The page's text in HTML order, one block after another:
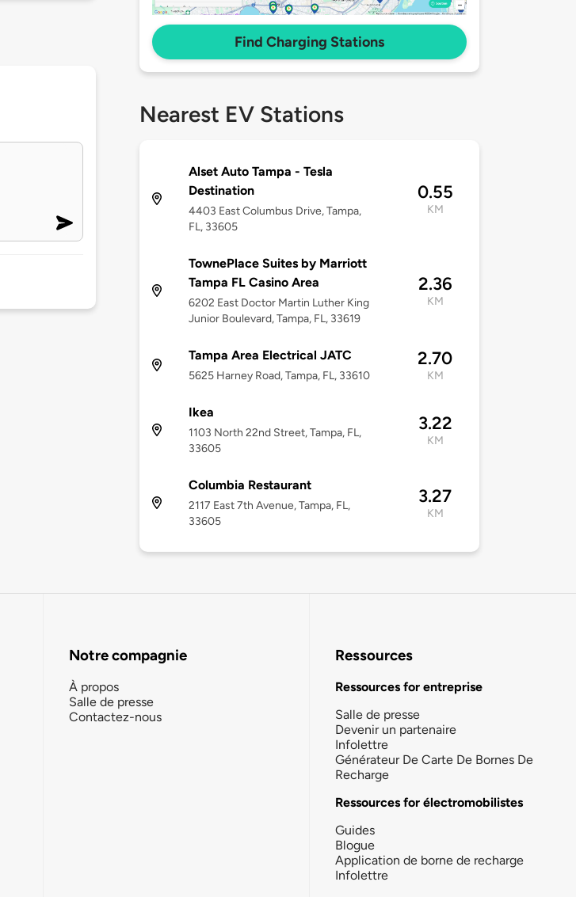
Find Charging Stations
Nearest EV Stations
Alset Auto Tampa - Tesla
Destination
4403 East Columbus Drive, Tampa,
FL, 33605
0.55
KM
TownePlace Suites by Marriott
Tampa FL Casino Area
6202 East Doctor Martin Luther King
Junior Boulevard, Tampa, FL, 33619
2.36
KM
Tampa Area Electrical JATC
5625 Harney Road, Tampa, FL, 33610
2.70
KM
Ikea
1103 North 22nd Street, Tampa, FL,
33605
3.22
KM
Columbia Restaurant
2117 East 7th Avenue, Tampa, FL,
33605
3.27
KM
Notre compagnie
À propos
Salle de presse
Contactez-nous
Ressources
Ressources for entreprise
Salle de presse
Devenir un partenaire
Infolettre
Générateur De Carte De Bornes De
Recharge
Ressources for électromobilistes
Guides
Blogue
Application de borne de recharge
Infolettre